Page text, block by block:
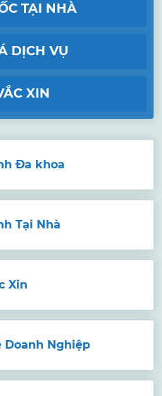
TẠI NHÀ
DỊCH VỤ
XIN
Đa khoa
Tại Nhà
Xin
Doanh Nghiệp